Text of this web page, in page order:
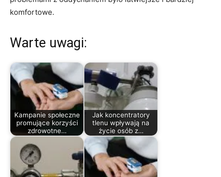
komfortowe.
Warte uwagi:
Kampanie społeczne
promujące korzyści
zdrowotne…
Jak koncentratory
tlenu wpływają na
życie osób z…